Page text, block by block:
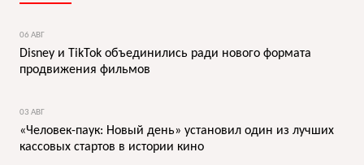
06 АВГ
Disney и TikTok объединились ради нового формата
продвижения фильмов
03 АВГ
«Человек-паук: Новый день» установил один из лучших
кассовых стартов в истории кино